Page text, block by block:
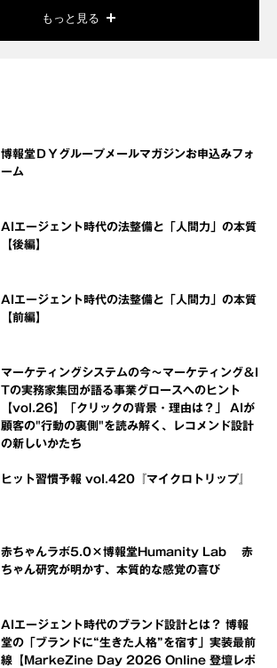
もっと見る
博報堂ＤＹグループメールマガジンお申込みフォ
ーム
AIエージェント時代の法整備と「人間力」の本質
【後編】
AIエージェント時代の法整備と「人間力」の本質
【前編】
マーケティングシステムの今～マーケティング＆I
Tの実務家集団が語る事業グロースへのヒント
【vol.26】「クリックの背景・理由は？」 AIが
顧客の"行動の裏側"を読み解く、レコメンド設計
の新しいかたち
ヒット習慣予報 vol.420『マイクロトリップ』
赤ちゃんラボ5.0×博報堂Humanity Lab 赤
ちゃん研究が明かす、本質的な感覚の喜び
AIエージェント時代のブランド設計とは？ 博報
堂の「ブランドに“生きた人格”を宿す」実装最前
線【MarkeZine Day 2026 Online 登壇レポ